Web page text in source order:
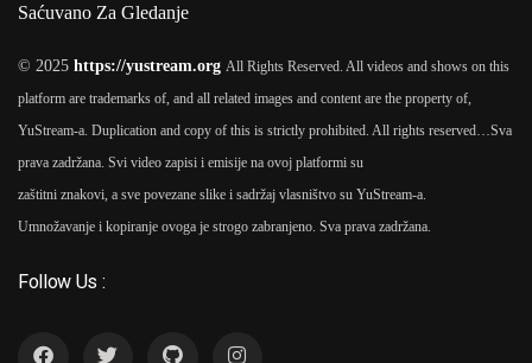
Saćuvano Za Gledanje
© 2025 https://yustream.org All Rights Reserved. All videos and shows on this
platform are trademarks of, and all related images and content are the property of,
YuStream-a. Duplication and copy of this is strictly prohibited. All rights reserved… Sva
prava zadržana. Svi video zapisi i emisije na ovoj platformi su
zaštitni znakovi, a sve povezane slike i sadržaj vlasništvo su YuStream-a.
Umnožavanje i kopiranje ovoga je strogo zabranjeno. Sva prava zadržana.
Follow Us :